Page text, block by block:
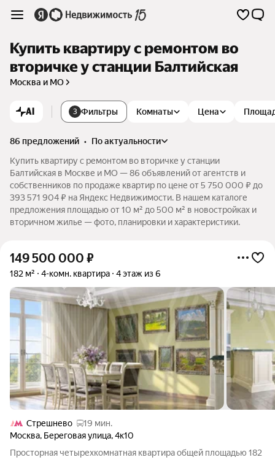
Купить квартиру с ремонтом во
вторичке у станции Балтийская
Москва и МО
AI 3 Фильтры Комнаты Цена
86 предложений •
по актуальности
Купить квартиру с ремонтом во вторичке у станции
Балтийская в Москве и МО — 86 объявлений от агентств и
собственников по продаже квартир по цене от 5 750 000 ₽ до
393 571 904 ₽ на Яндекс Недвижимости. В нашем каталоге
предложения площадью от 10 м² до 500 м² в новостройках и
вторичном жилье — фото, планировки и характеристики.
149 500 000 ₽
182 м² 4-комн. квартира 4 этаж из 6
Стрешнево
19 мин.
Москва, Береговая улица,4к10
Просторная четырехкомнатная квартира общей площадью 182